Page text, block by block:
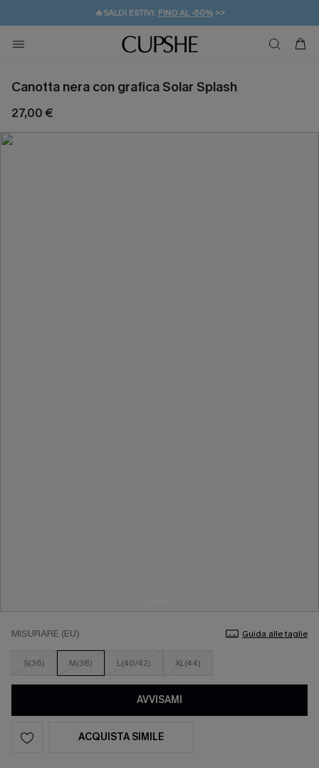
🔥SALDI ESTIVI: FINO AL -50%>>
🚚SPEDIZIONE GRATUITA DA 49€
💌REGALO PER I NUOVI: 20% DI SCONTO*
Canotta nera con grafica Solar Splash
27,00 €
MISURARE (EU) Guida alle taglie
S(36) M(38) L(40/42) XL(44)
AVVISAMI
ACQUISTA SIMILE